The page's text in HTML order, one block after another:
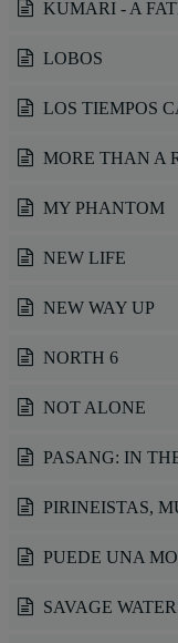
KUMARI - A
LOBOS
LOS TIEMPOS
MORE THAN A
MY PHANTOM
NEW LIFE
NEW WAY UP
NORTH 6
NOT ALONE
PASANG: IN
PIRINEISTAS,
PUEDE UNA
SAVAGE